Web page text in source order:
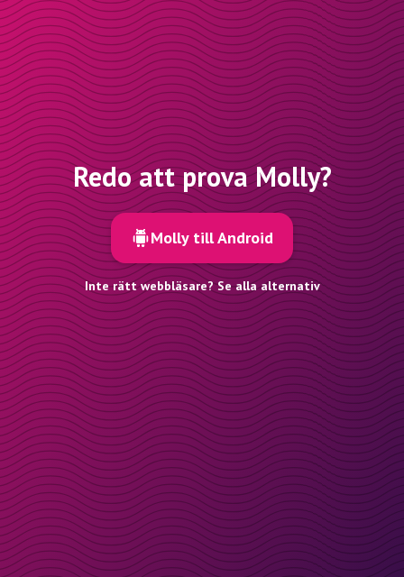
Redo att prova Molly?
Molly till Android
Inte rätt webbläsare? Se alla alternativ